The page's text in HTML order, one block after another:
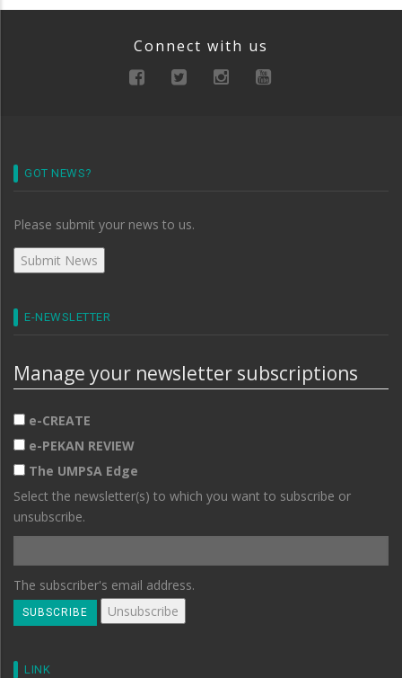
Connect with us
GOT NEWS?
Please submit your news to us.
E-NEWSLETTER
Manage your newsletter subscriptions
e-CREATE
e-PEKAN REVIEW
The UMPSA Edge
Select the newsletter(s) to which you want to subscribe or
unsubscribe.
The subscriber's email address.
LINK